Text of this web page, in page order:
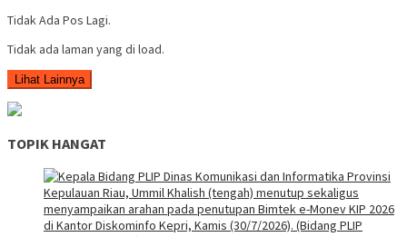
Tidak Ada Pos Lagi.
Tidak ada laman yang di load.
Lihat Lainnya
TOPIK HANGAT